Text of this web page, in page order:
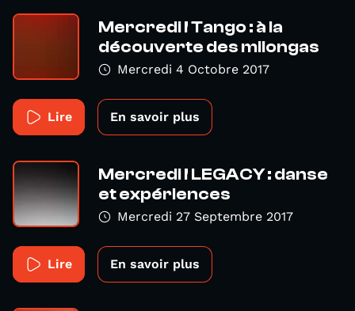
Mercredi ! Tango : à la
découverte des milongas
Mercredi 4 Octobre 2017
Lire En savoir plus
Mercredi ! LEGACY : danse
et expériences
Mercredi 27 Septembre 2017
Lire En savoir plus